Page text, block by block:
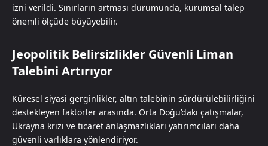
izni verildi. Sınırların artması durumunda, kurumsal talep
önemli ölçüde büyüyebilir.
Jeopolitik Belirsizlikler Güvenli Liman
Talebini Artırıyor
Küresel siyasi gerginlikler, altın talebinin sürdürülebilirliğini
destekleyen faktörler arasında. Orta Doğu’daki çatışmalar,
Ukrayna krizi ve ticaret anlaşmazlıkları yatırımcıları daha
güvenli varlıklara yönlendiriyor.